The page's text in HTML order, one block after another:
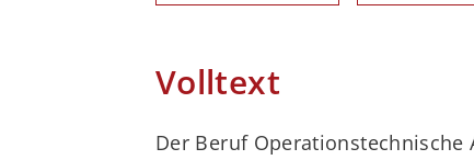
Volltext
Der Beruf